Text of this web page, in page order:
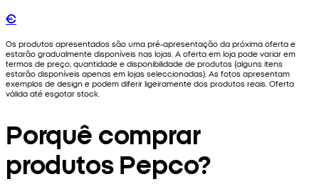
€
Os produtos apresentados são uma pré-apresentação da próxima oferta e
estarão gradualmente disponíveis nas lojas. A oferta em loja pode variar em
termos de preço, quantidade e disponibilidade de produtos (alguns itens
estarão disponíveis apenas em lojas seleccionadas). As fotos apresentam
exemplos de design e podem diferir ligeiramente dos produtos reais. Oferta
válida até esgotar stock.
Porquê comprar
produtos Pepco?